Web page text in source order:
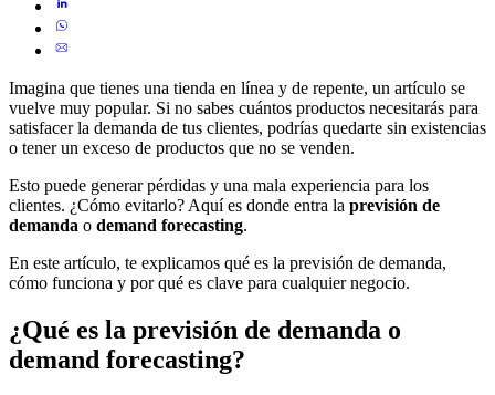
Imagina que tienes una tienda en línea y de repente, un artículo se
vuelve muy popular. Si no sabes cuántos productos necesitarás para
satisfacer la demanda de tus clientes, podrías quedarte sin existencias
o tener un exceso de productos que no se venden.
Esto puede generar pérdidas y una mala experiencia para los
clientes. ¿Cómo evitarlo? Aquí es donde entra la previsión de
demanda o demand forecasting.
En este artículo, te explicamos qué es la previsión de demanda,
cómo funciona y por qué es clave para cualquier negocio.
¿Qué es la previsión de demanda o
demand forecasting?